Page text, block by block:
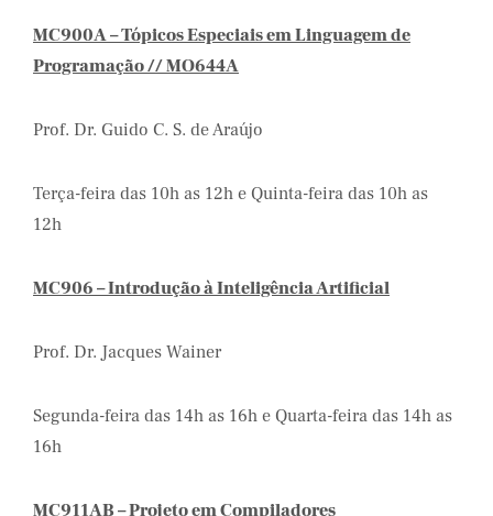
MC900A – Tópicos Especiais em Linguagem de
Programação // MO644A
Prof. Dr. Guido C. S. de Araújo
Terça-feira das 10h as 12h e Quinta-feira das 10h as
12h
MC906 – Introdução à Inteligência Artificial
Prof. Dr. Jacques Wainer
Segunda-feira das 14h as 16h e Quarta-feira das 14h as
16h
MC911AB – Projeto em Compiladores